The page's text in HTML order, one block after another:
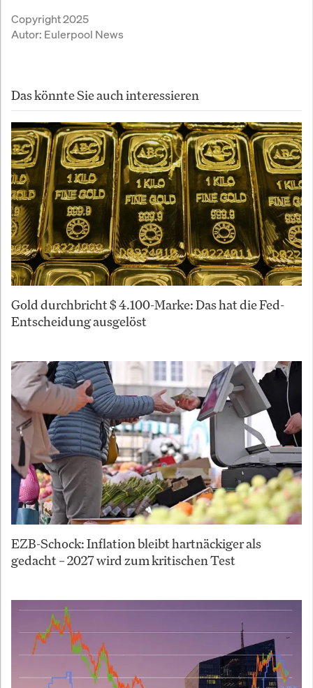
Copyright 2025
Autor: Eulerpool News
Das könnte Sie auch interessieren
Gold durchbricht $ 4.100-Marke: Das hat die Fed-
Entscheidung ausgelöst
EZB-Schock: Inflation bleibt hartnäckiger als
gedacht – 2027 wird zum kritischen Test